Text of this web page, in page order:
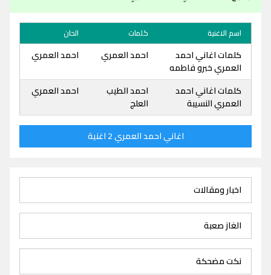
اسم الاغنية كلمات الحان
كلمات اغاني احمد
العمري خبرو فاطمه
احمد العمري احمد العمري
كلمات اغاني احمد
العمري النسيبة
احمد الطيب
العلج
احمد العمري
اغاني احمد العمري 2 اغنية
اخبار ومقالات
الغاز صعبة
نكت مضحكة